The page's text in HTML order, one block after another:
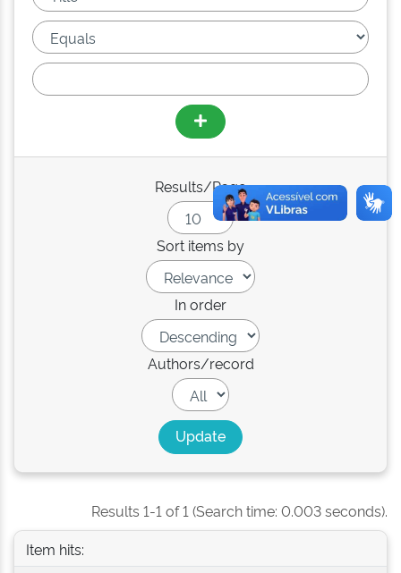
Results/Page
Sort items by
In order
Authors/record
Results 1-1 of 1 (Search time: 0.003 seconds).
Item hits: